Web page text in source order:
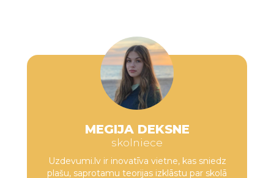
MEGIJA DEKSNE
skolniece
Uzdevumi.lv ir inovatīva vietne, kas sniedz
plašu, saprotamu teorijas izklāstu par skolā